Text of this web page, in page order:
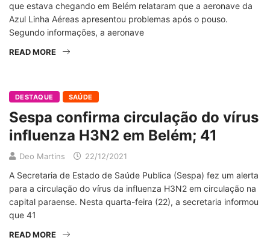
que estava chegando em Belém relataram que a aeronave da
Azul Linha Aéreas apresentou problemas após o pouso.
Segundo informações, a aeronave
READ MORE
DESTAQUE SAÚDE
Sespa confirma circulação do vírus
influenza H3N2 em Belém; 41
Deo Martins 22/12/2021
A Secretaria de Estado de Saúde Publica (Sespa) fez um alerta
para a circulação do vírus da influenza H3N2 em circulação na
capital paraense. Nesta quarta-feira (22), a secretaria informou
que 41
READ MORE